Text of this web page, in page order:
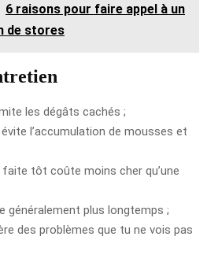
6 raisons pour faire appel à un
de stores
les dégâts cachés ;
l’accumulation de mousses et
tôt coûte moins cher qu’une
généralement plus longtemps ;
des problèmes que tu ne vois pas